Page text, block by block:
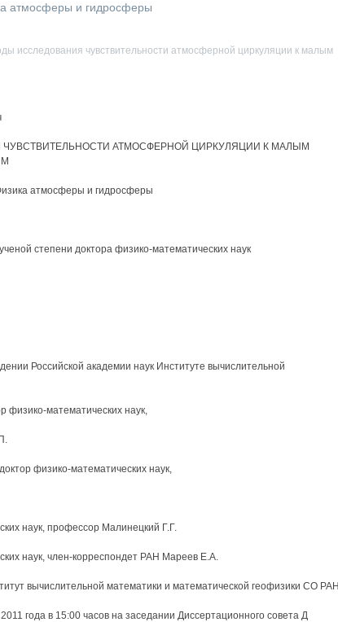
атмосферы и гидросферы
исследования чувствительности атмосферной циркуляции к малым
АТМОСФЕРНОЙ ЦИРКУЛЯЦИИ К МАЛЫМ
атмосферы и гидросферы
степени доктора физико-математических наук
Российской академии наук Институте вычислительной
физико-математических наук,
физико-математических наук,
наук, профессор Малинецкий Г.Г.
наук, член-корреспондет РАН Мареев Е.А.
вычислительной математики и математической геофизики СО РАН
года в 15:00 часов на заседании Диссертационного совета Д